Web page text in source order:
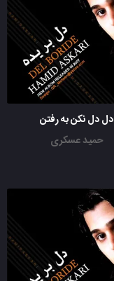
دل دل نکن به رفتن
حمید عسکری